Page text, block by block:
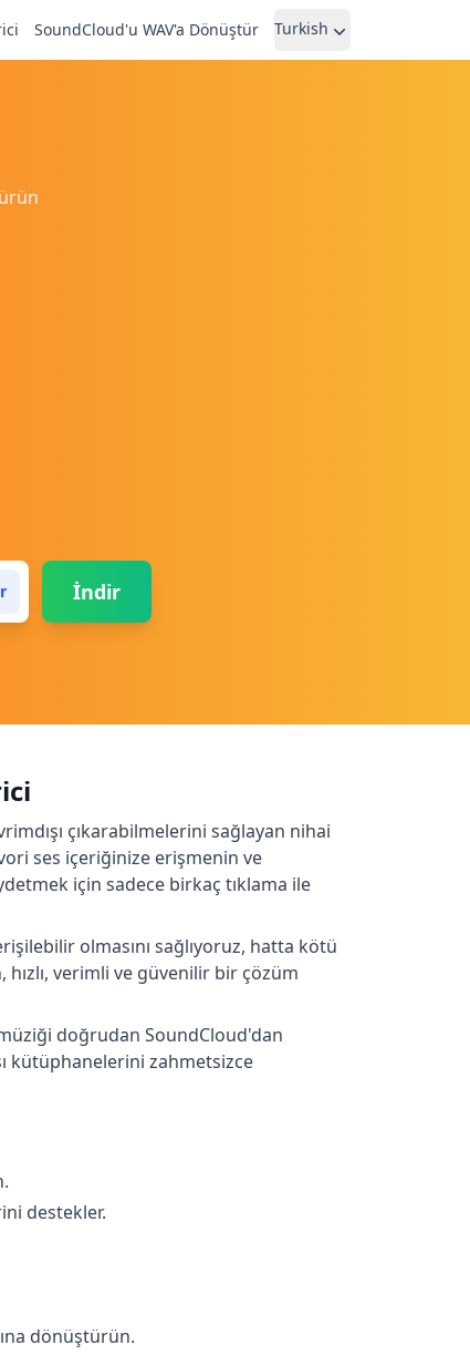
SoundCloud'u WAV'a Dönüştür Turkish
İndir
çıkarabilmelerini sağlayan nihai
ses içeriğinize erişmenin ve
için sadece birkaç tıklama ile
olmasını sağlıyoruz, hatta kötü
verimli ve güvenilir bir çözüm
doğrudan SoundCloud'dan
kütüphanelerini zahmetsizce
destekler.
dönüştürün.